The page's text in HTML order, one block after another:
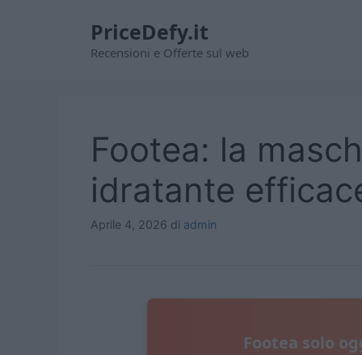
PriceDefy.it
Recensioni e Offerte sul web
Footea: la
idratante
Aprile 4, 2026 di admin
Footea solo